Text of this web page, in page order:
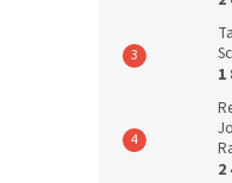
1
2